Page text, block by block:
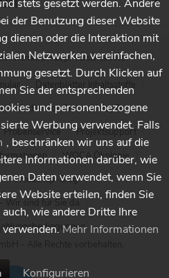
zzgl.Versandkosten
Datenblätter Inhaltsstoffe
Händler vor Ort
Holzpflege
Probenservice
Projektsupport
WOCA Ökologie
Wocashop-Blog
Wir sind für Sie da
stets gesetzt werden. Andere
der Benutzung dieser Website
dienen oder die Interaktion mit
Netzwerken vereinfachen,
gesetzt. Durch Klicken auf
Sie der entsprechenden
und personenbezogene
Werbung verwendet. Falls
, beschränken wir uns auf die
Informationen darüber, wie
Daten verwendet, wenn Sie
Website erteilen, finden Sie
wie andere Dritte Ihre
Mehr Informationen
Konfigurieren